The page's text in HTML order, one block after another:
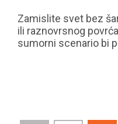
Zamislite svet bez
ili raznovrsnog
sumorni scenario bi